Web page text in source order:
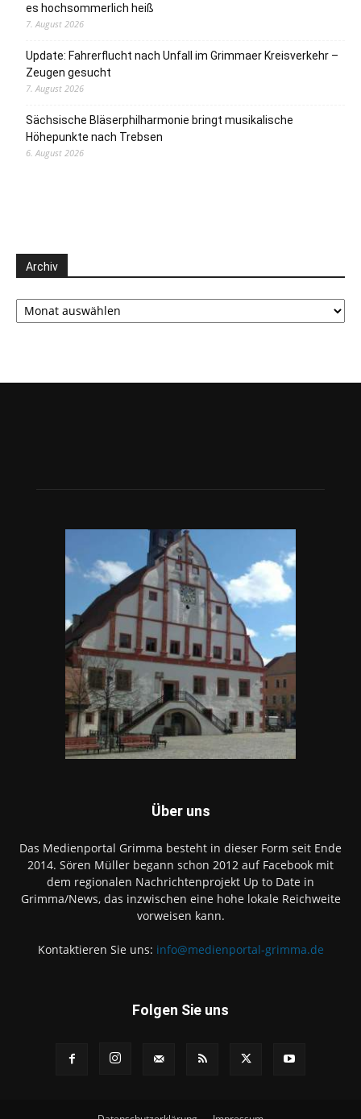
es hochsommerlich heiß
7. August 2026
Update: Fahrerflucht nach Unfall im Grimmaer Kreisverkehr –
Zeugen gesucht
7. August 2026
Sächsische Bläserphilharmonie bringt musikalische
Höhepunkte nach Trebsen
6. August 2026
Archiv
Archiv
Über uns
Das Medienportal Grimma besteht in dieser Form seit Ende
2014. Sören Müller begann schon 2012 auf Facebook mit
dem regionalen Nachrichtenprojekt Up to Date in
Grimma/News, das inzwischen eine hohe lokale Reichweite
vorweisen kann.
Kontaktieren Sie uns: info@medienportal-grimma.de
Folgen Sie uns